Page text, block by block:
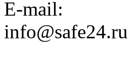
E-mail:
info@safe24.ru